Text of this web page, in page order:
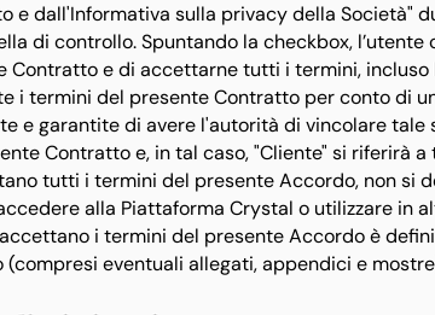
e dall'Informativa sulla privacy della Società"
di controllo. Spuntando la checkbox,
Contratto e di accettarne tutti i termini, incluso
i termini del presente Contratto per conto di
e garantite di avere l'autorità di vincolare
Contratto e, in tal caso, "Cliente" si riferirà
tutti i termini del presente Accordo, non si
alla Piattaforma Crystal o utilizzare in
i termini del presente Accordo è
(compresi eventuali allegati, appendici e